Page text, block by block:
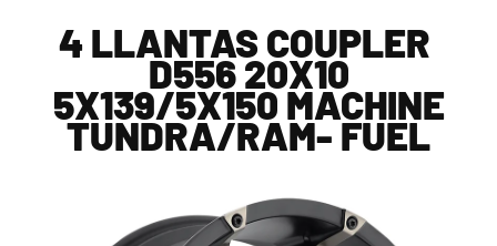
4 LLANTAS COUPLER
D556 20X10
5X139/5X150 MACHINE
TUNDRA/RAM- FUEL